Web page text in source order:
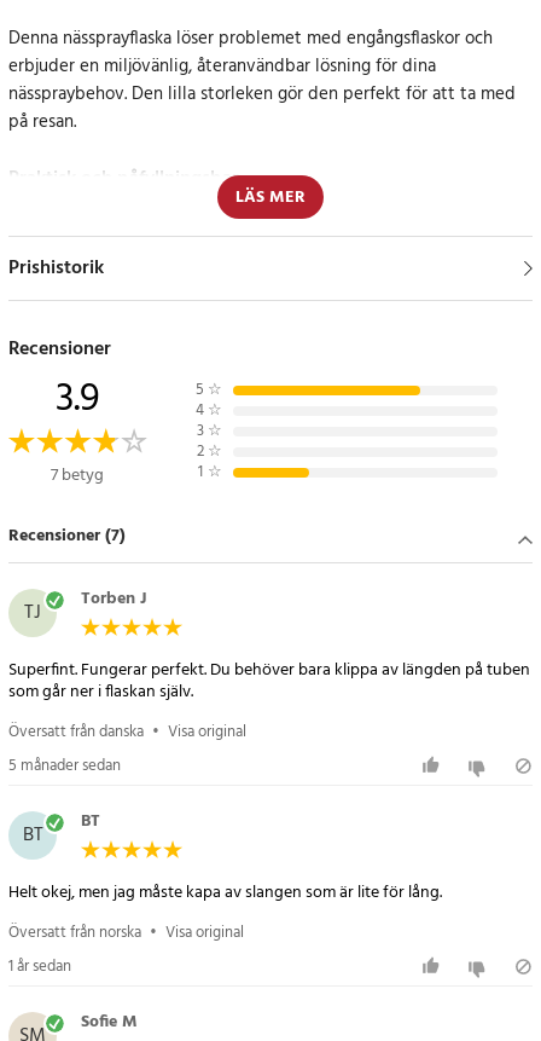
Denna nässprayflaska löser problemet med engångsflaskor och
erbjuder en miljövänlig, återanvändbar lösning för dina
nässpraybehov. Den lilla storleken gör den perfekt för att ta med
på resan.
Praktisk och påfyllningsbar
Denna 10ml nässprayflaska är både smart och praktisk, perfekt för
dina egna vätskor som saltlösning eller annan nässpraylösning. Dess
varje användning, kan du vara säker på att du alltid får rätt mängd.
Specifikation
- Volym: 10 ml
- Material: Plast
Artikelnummer:
LÄS MER
Prishistorik
Recensioner
3.9
7 betyg
5 ☆
4 ☆
3 ☆
2 ☆
1 ☆
Recensioner (7)
TJ Torben J
Superfint. Fungerar perfekt. Du behöver bara klippa av längden på tuben
som går ner i flaskan själv.
Översatt från danska • Visa original
5 månader sedan
BT BT
Helt okej, men jag måste kapa av slangen som är lite för lång.
Översatt från norska • Visa original
1 år sedan
Sofie M